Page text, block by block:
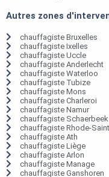
Autres zones
chauffagiste Bruxelles
chauffagiste Ixelles
chauffagiste Uccle
chauffagiste Anderlecht
chauffagiste Waterloo
chauffagiste Tubize
chauffagiste Mons
chauffagiste Charleroi
chauffagiste Namur
chauffagiste Schaerbeek
chauffagiste Rhode-
chauffagiste Ath
chauffagiste Liège
chauffagiste Arlon
chauffagiste Manage
chauffagiste Ganshoren